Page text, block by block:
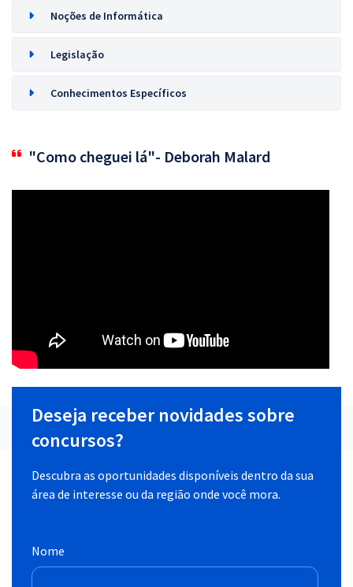
Noções de Informática
Legislação
Conhecimentos Específicos
"Como cheguei lá"- Deborah Malard
Deseja receber novidades sobre
concursos?
Descubra as oportunidades disponíveis dentro da sua
área de interesse ou da região onde você mora.
Nome